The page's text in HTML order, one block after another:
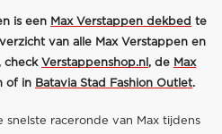
is een Max Verstappen dekbed te
van alle Max Verstappen en
check Verstappenshop.nl , de Max
of in Batavia Stad Fashion Outlet.
raceronde van Max tijdens